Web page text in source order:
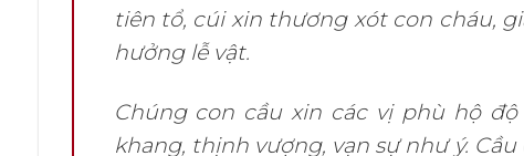
tiên tổ, cúi xin thương xót con cháu,
hưởng lễ vật.
Chúng con cầu xin các vị phù hộ
khang, thịnh vượng, vạn sự như ý.